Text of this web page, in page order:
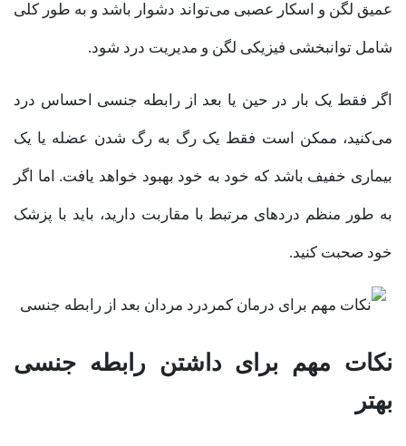
عمیق لگن و اسکار عصبی می‌تواند دشوار باشد و به طور کلی
شامل توانبخشی فیزیکی لگن و مدیریت درد شود.
اگر فقط یک بار در حین یا بعد از رابطه جنسی احساس درد
می‌کنید، ممکن است فقط یک رگ به رگ شدن عضله یا یک
بیماری خفیف باشد که خود به خود بهبود خواهد یافت. اما اگر
به طور منظم دردهای مرتبط با مقاربت دارید، باید با پزشک
خود صحبت کنید.
نکات مهم برای داشتن رابطه جنسی
بهتر